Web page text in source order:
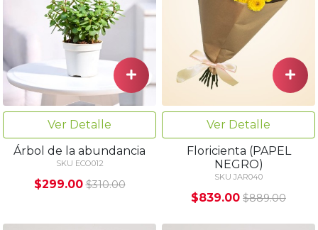
Ver Detalle
Árbol de la abundancia
SKU ECO012
$299.00 $310.00
Ver Detalle
Floricienta (PAPEL
NEGRO)
SKU JAR040
$839.00 $889.00